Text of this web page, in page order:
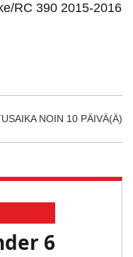
RC 390 2015-2016
NOIN 10 PÄIVÄ(Ä)
6